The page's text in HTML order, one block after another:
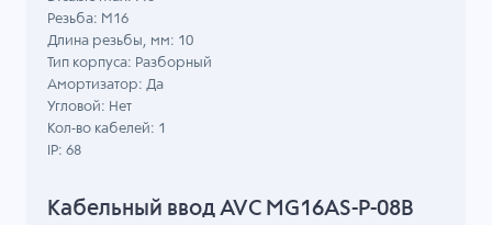
Кабельный ввод AVC MG16AS-P-08B
Резьба: M16
Длина резьбы, мм: 10
Тип корпуса: Разборный
Амортизатор: Да
Угловой: Нет
Кол-во кабелей: 1
IP: 68